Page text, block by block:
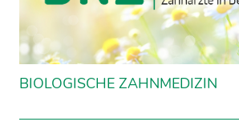
BIOLOGISCHE ZAHNMEDIZIN